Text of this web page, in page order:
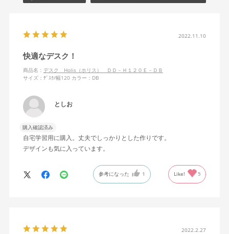
2022.11.10
快適なデスク！
商品名： デスク Holis（ホリス） ＤＤ－Ｈ１２０Ｅ－ＤＢ
サイズ：ﾃﾞｽｸ/幅120 カラー：DB
としお
購入確認済み
自宅学習用に購入。丈夫でしっかりとした作りです。
デザインも気に入っています。
参考になった 1 Like! 5
2022.2.27